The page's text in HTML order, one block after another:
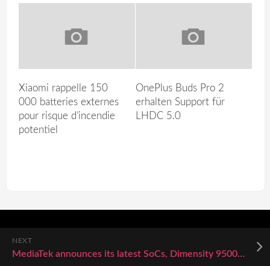
Xiaomi rappelle 150
000 batteries externes
pour risque d’incendie
potentiel
OnePlus Buds Pro 2
erhalten Support für
LHDC 5.0
NEXT
MediaTek announces its latest SoCs, Dimensity 9500s flagship and 8500 midrange